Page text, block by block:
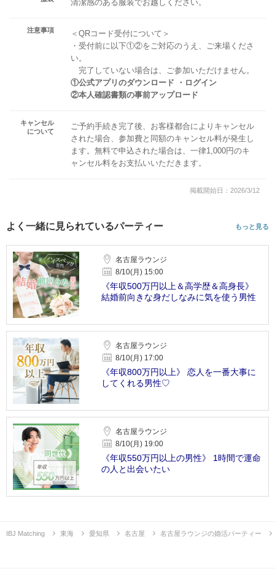
清潔感のある服装でお越しください。
注意事項
＜QRコード受付について＞
・受付前に以下①②をご対応のうえ、ご来場くださ
い。
完了していない場合は、ご参加いただけません。
①公式アプリのダウンロード ・ログイン
②本人確認書類の事前アップロード
キャンセル
について
ご予約手続き完了後、お客様都合によりキャンセル
された場合、参加費と同額のキャンセル料が発生し
ます。無料で申込された場合は、一律1,000円のキ
ャンセル料をお支払いいただきます。
掲載開始日：2026/3/12
よく一緒に見られているパーティー もっと見る
名古屋ラウンジ
8/10(月) 15:00
《年収500万円以上＆高学歴＆高身長》
結婚前向きな身だしなみに気を使う男性
名古屋ラウンジ
8/10(月) 17:00
《年収800万円以上》 恋人を一番大事に
してくれる男性♡
名古屋ラウンジ
8/10(月) 19:00
《年収550万円以上の男性》 1時間で運命
の人と出会いたい
IBJ Matching 東海 愛知県 名古屋 名古屋ラウンジの婚活パーティー